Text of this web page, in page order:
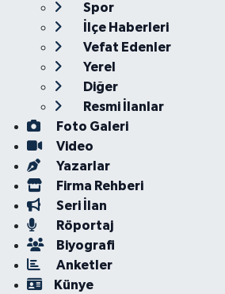
Spor
İlçe Haberleri
Vefat Edenler
Yerel
Diğer
Resmi İlanlar
Foto Galeri
Video
Yazarlar
Firma Rehberi
Seri İlan
Röportaj
Biyografi
Anketler
Künye